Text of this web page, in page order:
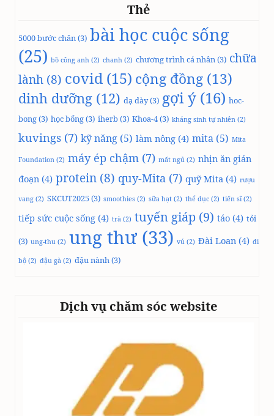
Thẻ
5000 bước chân(3) bài học cuộc sống
(25) bồ công anh (2) chanh (2) chương trình cá nhân(3) chữa
lành (8) covid (15) cộng đồng (13)
dinh dưỡng (12) dạ dày(3) gợi ý (16) hoc-
bong(3) học bổng(3) iherb(3) Khoa-4(3) kháng sinh tự nhiên (2)
kuvings (7) kỹ năng (5) làm nông (4) mita (5) Mita
Foundation (2) máy ép chậm (7) mất ngủ (2) nhịn ăn gián
đoạn (4) protein (8) quy-Mita (7) quỹ Mita (4) rượu
vang (2) SKCUT2025(3) smoothies (2) sữa hạt (2) thể dục (2) tiến sĩ(2)
tiếp sức cuộc sống (4) trà (2) tuyến giáp (9) táo (4) tỏi
(3) ung-thu (2) ung thư(33) vú (2) Đài Loan (4) đi
bộ (2) đậu gà (2) đậu nành(3)
Dịch vụ chăm sóc website